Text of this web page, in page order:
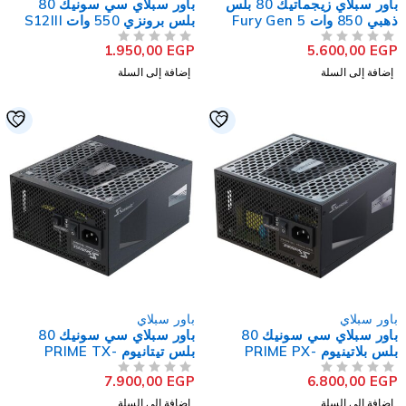
باور سبلاي زيجماتيك 80 بلس
ذهبي 850 وات Fury Gen 5
Full Modular
5.600,00EGP
إضافة إلى السلة
باور سبلاي سي سونيك 80
بلس برونزي 550 وات S12III
550
1.950,00EGP
إضافة إلى السلة
باور سبلاي
باور سبلاي سي سونيك 80
بلس بلاتينيوم PRIME PX-
750W
6.800,00EGP
إضافة إلى السلة
باور سبلاي
باور سبلاي سي سونيك 80
بلس تيتانيوم PRIME TX-
750W
7.900,00EGP
إضافة إلى السلة